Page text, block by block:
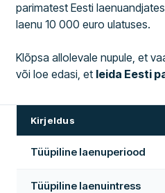
parimatest Eesti
laenu 10 000 euro ulatuses.
Klõpsa allolevale nupule, et
või loe edasi, et leida Eesti
Kirjeldus
Tüüpiline laenuperiood
Tüüpiline laenuintress